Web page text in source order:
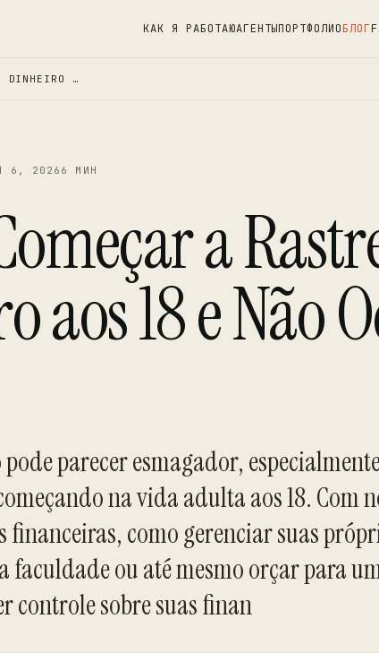
КАК Я РАБОТАЮАГЕНТЫПОРТФОЛИОБЛОГ
DINHEIRO …
6, 2026 6 МИН
a
aos 18 e Não
parecer esmagador,
na vida adulta aos 18. Com
financeiras, como gerenciar suas
faculdade ou até mesmo orçar para
controle sobre suas finan